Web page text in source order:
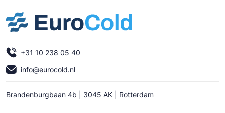
+31 10 238 05 40
info@eurocold.nl
Brandenburgbaan 4b | 3045 AK | Rotterdam